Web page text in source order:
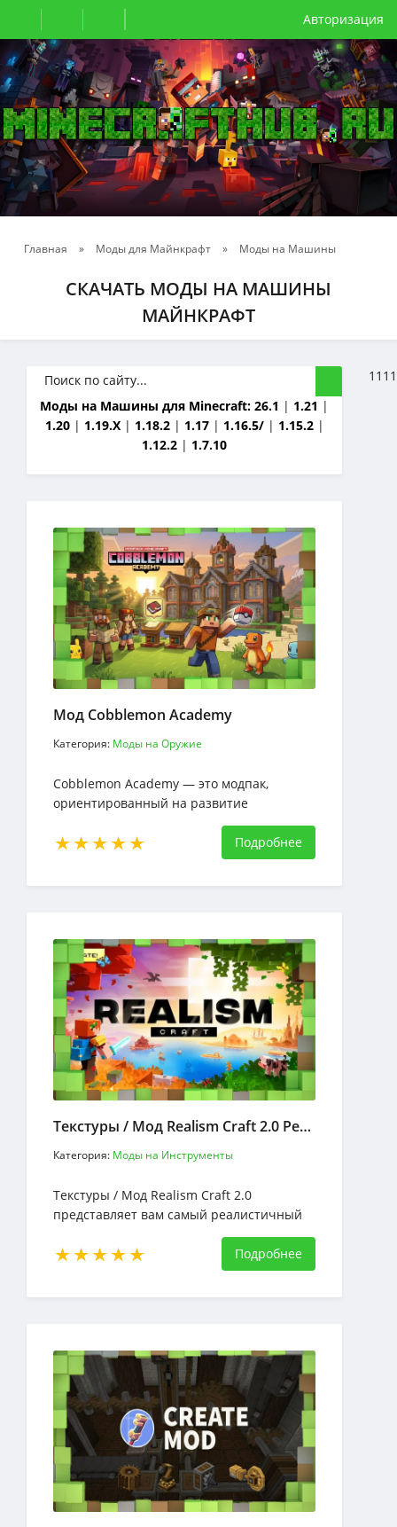
Авторизация
Главная » Моды для Майнкрафт » Моды на Машины
СКАЧАТЬ МОДЫ НА МАШИНЫ
МАЙНКРАФТ
Моды на Машины для Minecraft: 26.1 | 1.21 |
1.20 | 1.19.X | 1.18.2 | 1.17 | 1.16.5/ | 1.15.2 |
1.12.2 | 1.7.10
Мод Cobblemon Academy
Категория: Моды на Оружие
Cobblemon Academy — это модпак,
ориентированный на развитие
персонажа, выполнение заданий и
исследование мира КобблмонаПодробнее
Текстуры / Мод Realism Craft 2.0 Реализм Крафт
Категория: Моды на Инструменты
Текстуры / Мод Realism Craft 2.0
представляет вам самый реалистичный
мир Minecraft, какой только можно себе
представить. Верхний мир, Нижний мир и
Подробнее
1111